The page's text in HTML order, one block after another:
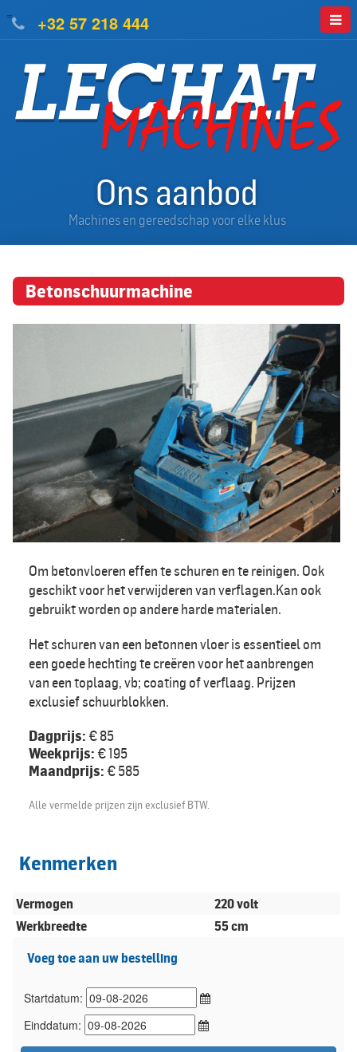
+32 57 218 444
=
Ons aanbod
Machines en gereedschap voor elke klus
Betonschuurmachine
Om betonvloeren effen te schuren en te reinigen. Ook
geschikt voor het verwijderen van verflagen.Kan ook
gebruikt worden op andere harde materialen.
Het schuren van een betonnen vloer is essentieel om
een goede hechting te creëren voor het aanbrengen
van een toplaag, vb; coating of verflaag. Prijzen
exclusief schuurblokken.
Dagprijs: € 85
Weekprijs: € 195
Maandprijs: € 585
Alle vermelde prijzen zijn exclusief BTW.
Kenmerken
Vermogen
220 volt
Werkbreedte
55 cm
Voeg toe aan uw bestelling
Startdatum:
Einddatum: